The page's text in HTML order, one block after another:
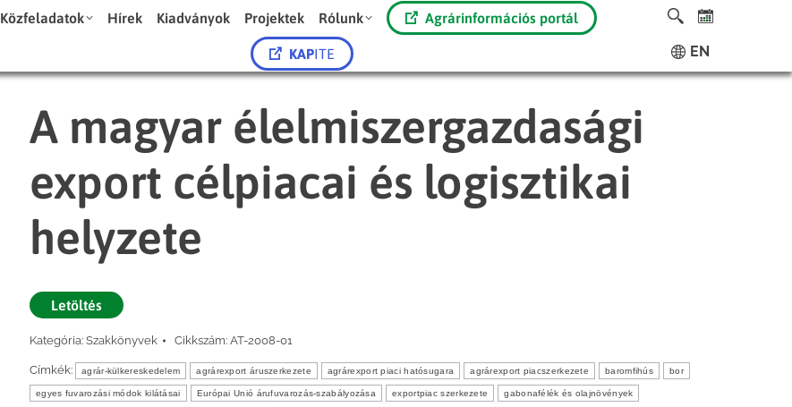
Közfeladatok Hírek Kiadványok Projektek Rólunk Agrárinformációs portál
KAPITE EN
A magyar élelmiszergazdasági
export célpiacai és logisztikai
helyzete
Letöltés
Kategória: Szakkönyvek Cikkszám: AT-2008-01
Címkék: agrár-külkereskedelem agrárexport áruszerkezete agrárexport piaci hatósugara agrárexport piacszerkezete baromfihús bor
egyes fuvarozási módok kilátásai Európai Unió árufuvarozás-szabályozása exportpiac szerkezete gabonafélék és olajnövények